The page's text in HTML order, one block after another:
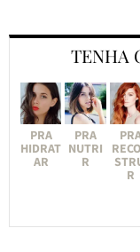
TENHA
PRA
HIDRAT
AR
PRA
NUTRI
R
R